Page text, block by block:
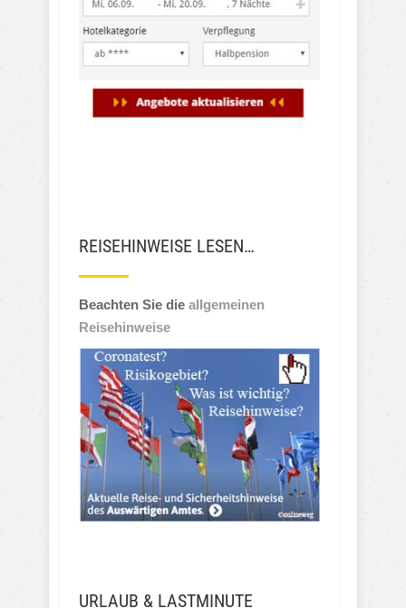
REISEHINWEISE LESEN…
Beachten Sie die allgemeinen
Reisehinweise
URLAUB & LASTMINUTE